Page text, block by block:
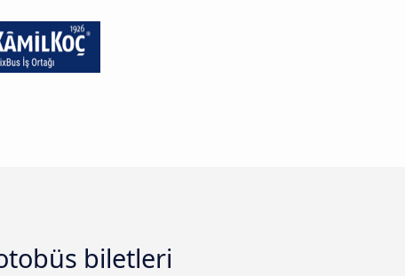
biletleri